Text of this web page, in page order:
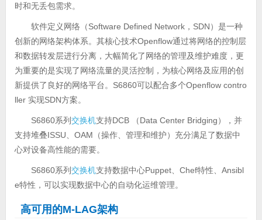
时和无丢包需求。
软件定义网络（Software Defined Network，SDN）是一种
创新的网络架构体系。其核心技术Openflow通过将网络的控制层
和数据转发层进行分离，大幅简化了网络的管理及维护难度，更
为重要的是实现了网络流量的灵活控制，为核心网络及应用的创
新提供了良好的网络平台。S6860可以配合多个Openflow contro
ller 实现SDN方案。
S6860系列交换机支持DCB （Data Center Bridging），并
支持堆叠ISSU、OAM（操作、管理和维护）充分满足了数据中
心对设备高性能的需要。
S6860系列交换机支持数据中心Puppet、Chef特性、Ansibl
e特性，可以实现数据中心的自动化运维管理。
高可用的M-LAG架构